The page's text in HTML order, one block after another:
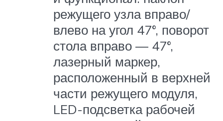
режущего узла вправо/
влево на угол 47°, поворот
стола вправо — 47°,
лазерный маркер,
расположенный в верхней
части режущего модуля,
LED-подсветка рабочей